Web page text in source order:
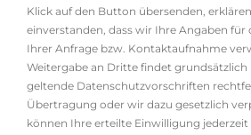
Klick auf den Button übersenden,
einverstanden, dass wir Ihre Angaben
Ihrer Anfrage bzw. Kontaktaufnahme
Weitergabe an Dritte findet grundsätzlich
geltende Datenschutzvorschriften
Übertragung oder wir dazu gesetzlich
können Ihre erteilte Einwilligung